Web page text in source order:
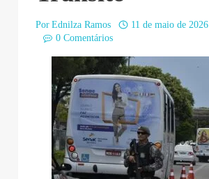
Por Ednilza Ramos
11 de maio de 2026
0 Comentários